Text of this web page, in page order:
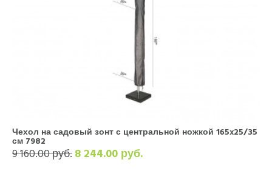
Чехол на садовый зонт с центральной ножкой 165x25/35
см 7982
9 160.00 руб.8 244.00 руб.